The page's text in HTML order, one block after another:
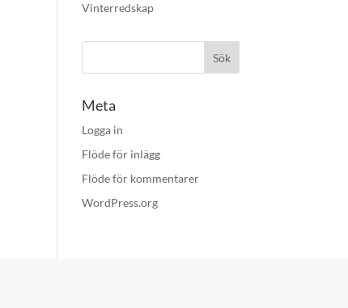
Vinterredskap
Meta
Logga in
Flöde för inlägg
Flöde för kommentarer
WordPress.org